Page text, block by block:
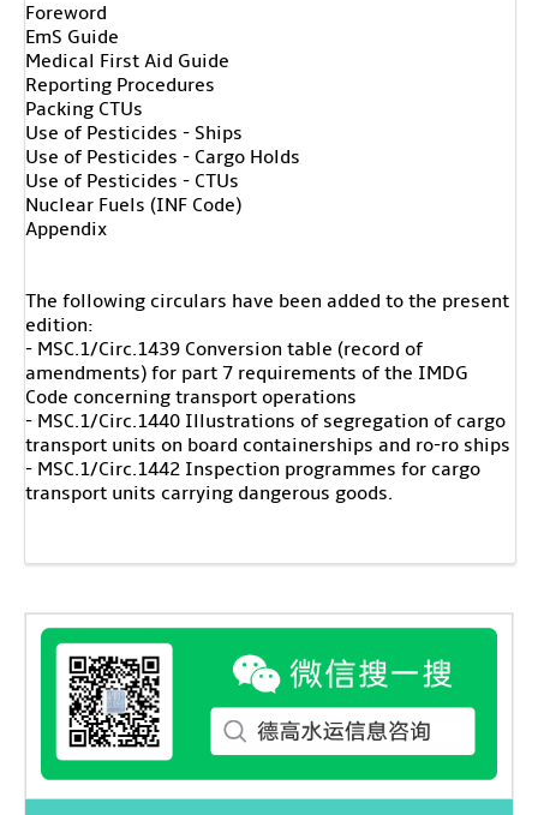
Foreword
EmS Guide
Medical First Aid Guide
Reporting Procedures
Packing CTUs
Use of Pesticides - Ships
Use of Pesticides - Cargo Holds
Use of Pesticides - CTUs
Nuclear Fuels (INF Code)
Appendix
The following circulars have been added to the present
edition:
- MSC.1/Circ.1439 Conversion table (record of
amendments) for part 7 requirements of the IMDG
Code concerning transport operations
- MSC.1/Circ.1440 Illustrations of segregation of cargo
transport units on board containerships and ro-ro ships
- MSC.1/Circ.1442 Inspection programmes for cargo
transport units carrying dangerous goods.